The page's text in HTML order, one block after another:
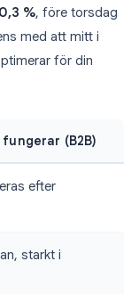
%, före torsdag
med att mitt i
för din
(B2B)
efter
starkt i